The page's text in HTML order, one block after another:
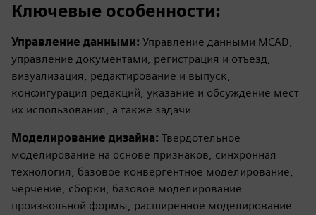
Ключевые особенности:
Управление данными: Управление данными MCAD,
управление документами, регистрация и отъезд,
визуализация, редактирование и выпуск,
конфигурация редакций, указание и обсуждение мест
их использования, а также задачи
Моделирование дизайна: Твердотельное
моделирование на основе признаков, синхронная
технология, базовое конвергентное моделирование,
черчение, сборки, базовое моделирование
произвольной формы, расширенное моделирование